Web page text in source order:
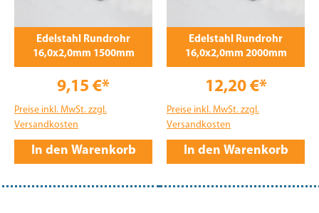
Edelstahl Rundrohr
16,0x2,0mm 1500mm
9,15 €*
Preise inkl. MwSt. zzgl.
Versandkosten
In den Warenkorb
Edelstahl Rundrohr
16,0x2,0mm 2000mm
12,20 €*
Preise inkl. MwSt. zzgl.
Versandkosten
In den Warenkorb